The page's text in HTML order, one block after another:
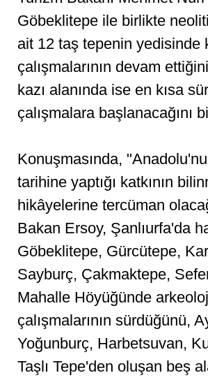
Göbeklitepe ile birlikte
ait 12 taş tepenin yedisinde
çalışmalarının devam
kazı alanında ise en kısa
çalışmalara başlanacağını
Konuşmasında,
tarihine yaptığı katkının
hikâyelerine tercüman
Bakan Ersoy, Şanlıurfa'da
Göbeklitepe, Gürcütepe,
Sayburç, Çakmaktepe,
Mahalle Höyüğünde
çalışmalarının sürdüğünü,
Yoğunburç, Harbetsuvan,
Taşlı Tepe'den oluşan beş